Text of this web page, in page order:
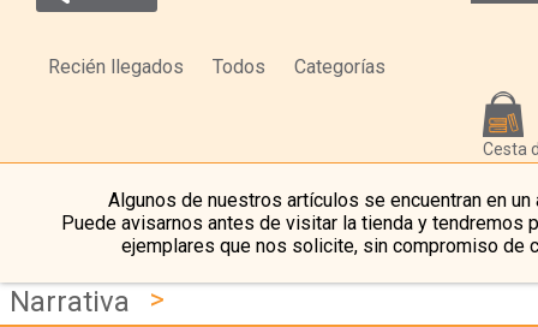
Recién llegados Todos Categorías
Cesta
Algunos de nuestros artículos se encuentran en un
Puede avisarnos antes de visitar la tienda y tendremos
ejemplares que nos solicite, sin compromiso de
Narrativa
>